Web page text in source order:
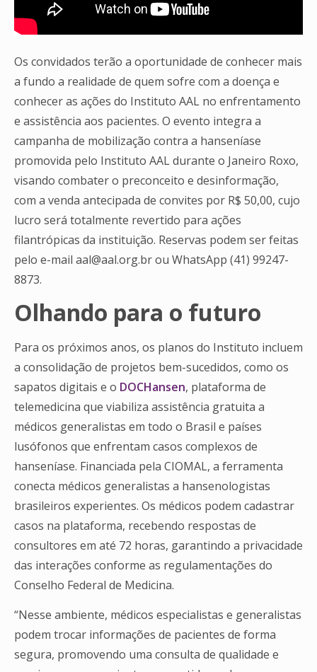
Os convidados terão a oportunidade de conhecer mais
a fundo a realidade de quem sofre com a doença e
conhecer as ações do Instituto AAL no enfrentamento
e assistência aos pacientes. O evento integra a
campanha de mobilização contra a hanseníase
promovida pelo Instituto AAL durante o Janeiro Roxo,
visando combater o preconceito e desinformação,
com a venda antecipada de convites por R$ 50,00, cujo
lucro será totalmente revertido para ações
filantrópicas da instituição. Reservas podem ser feitas
pelo e-mail aal@aal.org.brou WhatsApp (41) 99247-
8873.
Olhando para o futuro
Para os próximos anos, os planos do Instituto incluem
a consolidação de projetos bem-sucedidos, como os
sapatos digitais e o DOCHansen, plataforma de
telemedicina que viabiliza assistência gratuita a
médicos generalistas em todo o Brasil e países
lusófonos que enfrentam casos complexos de
hanseníase. Financiada pela CIOMAL, a ferramenta
conecta médicos generalistas a hansenologistas
brasileiros experientes. Os médicos podem cadastrar
casos na plataforma, recebendo respostas de
consultores em até 72 horas, garantindo a privacidade
das interações conforme as regulamentações do
Conselho Federal de Medicina.
“Nesse ambiente, médicos especialistas e generalistas
podem trocar informações de pacientes de forma
segura, promovendo uma consulta de qualidade e